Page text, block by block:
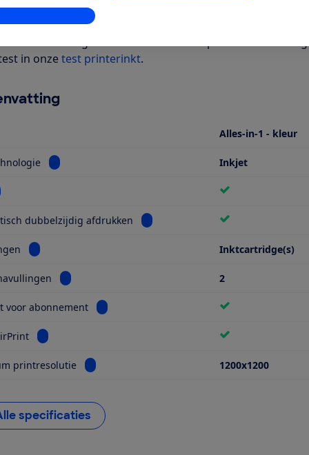
aanpassenkan printen, scannen en kopieren. Het is
papiergrootte is A4. Verbinding maken met WiFi is
is eerder getest en daarom niet op alle onderdelen
in onzetest printerinkt.
Alles-in-1 - kleur
Bekijk informatie voor PrinttechnologieInkjet
informatie voor Wifi
dubbelzijdig afdrukken Bekijk informatie voor
Bekijk informatie voor Navullingen Inktcartridge(s)
Bekijk informatie voor Aantal navullingen
2
voor abonnement Bekijk informatie voor Geschikt voor
Bekijk informatie voor Apple AirPrint
printresolutie Bekijk informatie voor Maximum printresolutie
1200x1200
specificaties